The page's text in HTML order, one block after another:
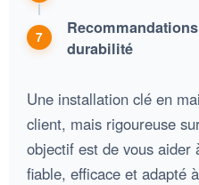
durabilité
Une installation clé en
client, mais rigoureuse
objectif est de vous aider
fiable, efficace et adapté